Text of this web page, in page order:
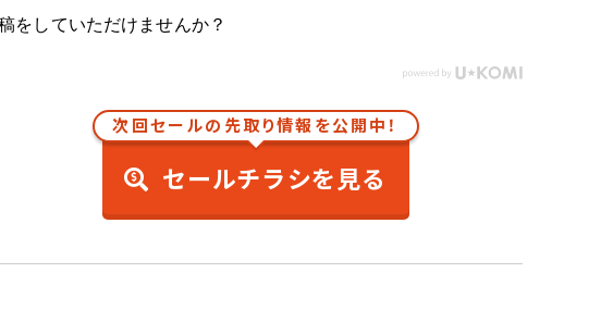
をしていただけませんか？
次回セールの先取り情報を公開中！
セールチラシを見る